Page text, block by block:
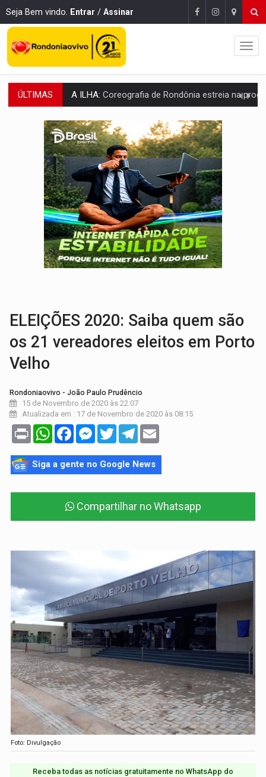
Seja Bem vindo. Entrar / Assinar
ÚLTIMAS ELEIÇÕES 2026:Sgt. Mouza esclarece 'erro de digitação' em declaração de
JUDICIÁRIO: Sinjur parabeniza servidores pelo adicional de incentivo com
Publicação Legal:AVISO DE LICITAÇÃO: Pregão Eletrônico Nº 12/2026
BR-364:Polícia apreende mais de uma tonelada de drogas em fundo
EMOCIONE:PRESENTES: Confira os sorteados na promoção
VOVÔ LADRÃO: Idoso é filmado furtando bicicleta na frente
JUSTIÇA:Comarca de Nova Mamoré terá seu primeiro
ADAILTON FÚRIA:Assessoria denuncia suposto ataque com perfis
ELEIÇÕES 2020: Saiba quem são
os 21 vereadores eleitos em Porto
Velho
Rondoniaovivo - João Paulo Prudêncio
15 de Novembro de 2020 às 22:07
Atualizada em : 17 de Novembro de 2020 às 08:15
Print WhatsAppFacebookMessenger
TwitterTelegram
Siga a gente no Google News
Compartilhar no Whatsapp
Foto: Divulgação
Receba todas as notícias gratuitamente no WhatsApp do